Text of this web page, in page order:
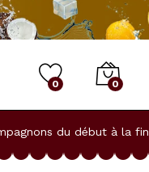
0 0
du début à la fin